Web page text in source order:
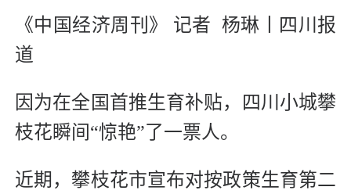
《中国经济周刊》 记者 杨琳丨四川报
道
因为在全国首推生育补贴，四川小城攀
枝花瞬间“惊艳”了一票人。
近期，攀枝花市宣布对按政策生育第二